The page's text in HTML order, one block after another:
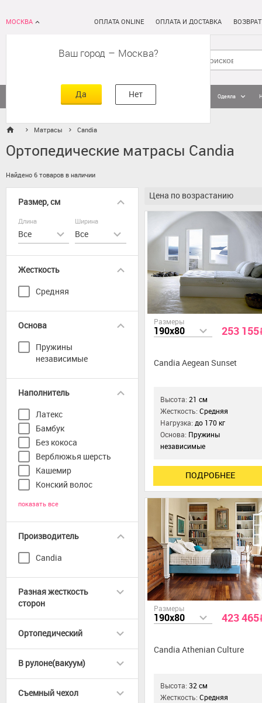
МОСКВА
Ваш город – Москва
Да Нет
ОПЛАТА ONLINE ОПЛАТА И ДОСТАВКА
Кровати Постельное белье Одеяла
Матрасы Candia
Ортопедические матрасы Candia
Найдено 6 товаров в наличии
Размер, см
Длина
Все
Ширина
Все
Жесткость
Средняя
Основа
Пружины
независимые
Наполнитель
Латекс
Бамбук
Без кокоса
Верблюжья шерсть
Кашемир
Конский волос
показать все
Производитель
Candia
Разная жесткость
сторон
Ортопедический
В рулоне(вакуум)
Съемный чехол
Цена по возрастанию
Размеры
190x80 253 155
Candia Aegean Sunset
Высота:21 см
Жесткость:Средняя
Нагрузка:до 170 кг
Основа: Пружины
независимые
ПОДРОБНЕЕ
Размеры
190x80 423 465
Candia Athenian Culture
Высота:32 см
Жесткость:Средняя